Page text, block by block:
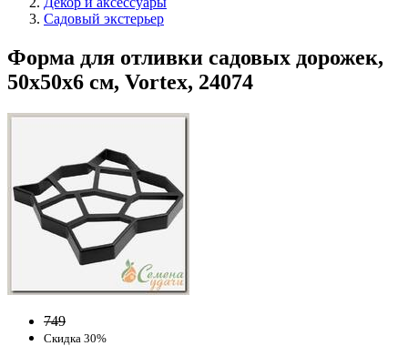
Садовый экстерьер
Форма для отливки садовых дорожек,
50х50х6 см, Vortex, 24074
749
Скидка 30%